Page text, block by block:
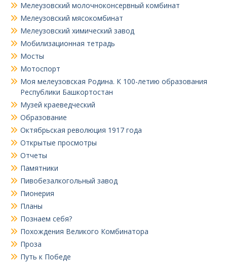
Мелеузовский молочноконсервный комбинат
Мелеузовский мясокомбинат
Мелеузовский химический завод
Мобилизационная тетрадь
Мосты
Мотоспорт
Моя мелеузовская Родина. К 100-летию образования
Республики Башкортостан
Музей краеведческий
Образование
Октябрьская революция 1917 года
Открытые просмотры
Отчеты
Памятники
Пивобезалкогольный завод
Пионерия
Планы
Познаем себя?
Похождения Великого Комбинатора
Проза
Путь к Победе